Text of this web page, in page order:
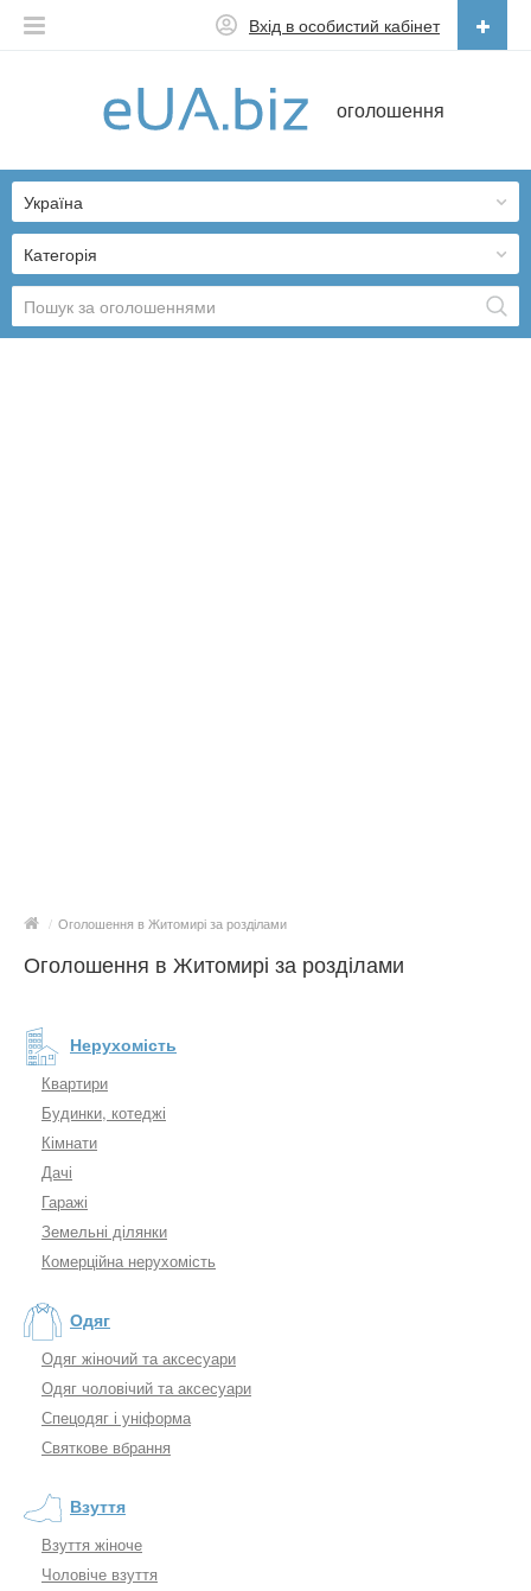
оголошення
Вхід в особистий кабінет
Українська
Категорія
Україна
/ Оголошення в Житомирі за розділами
Оголошення в Житомирі за розділами
Нерухомість
Квартири
Будинки, котеджі
Кімнати
Дачі
Гаражі
Земельні ділянки
Комерційна нерухомість
Одяг
Одяг жіночий та аксесуари
Одяг чоловічий та аксесуари
Спецодяг і уніформа
Святкове вбрання
Взуття
Взуття жіноче
Чоловіче взуття